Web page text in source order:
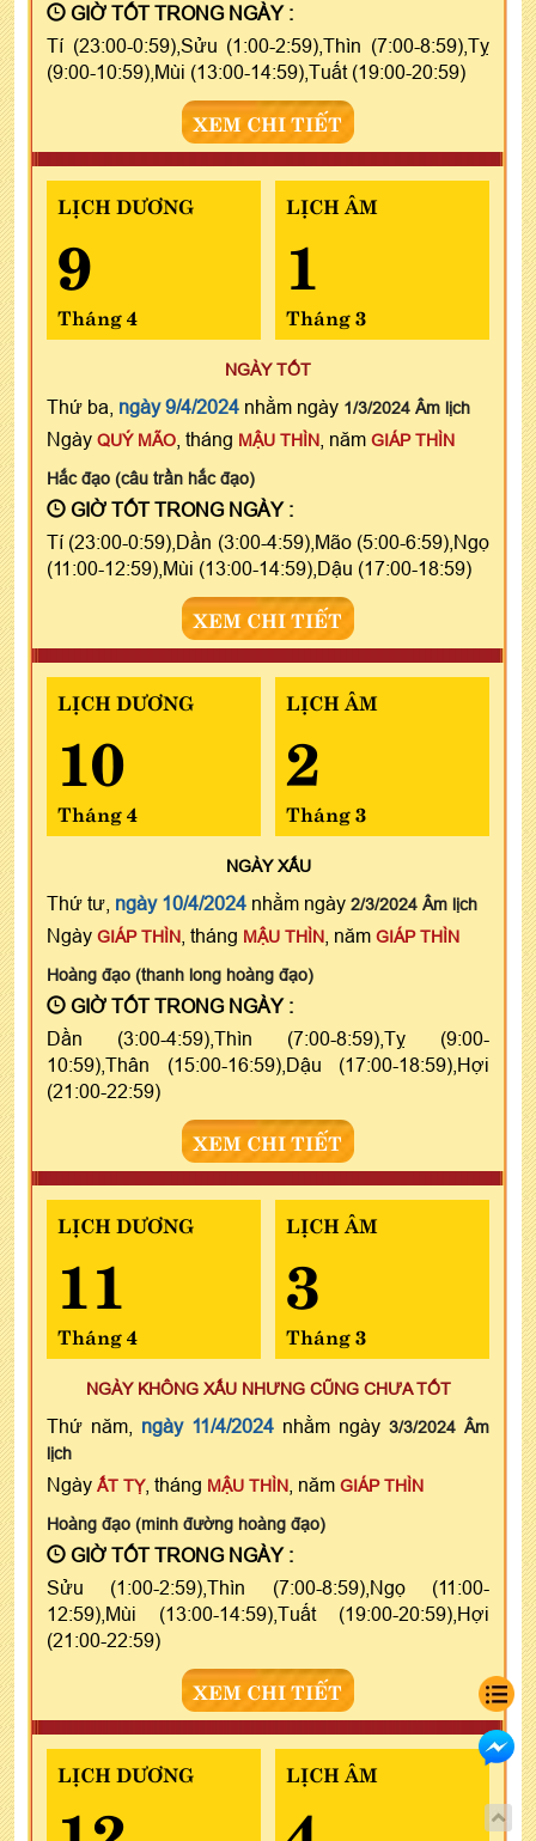
GIỜ TỐT TRONG NGÀY :
Tí (23:00-0:59),Sửu (1:00-2:59),Thìn (7:00-8:59),Tỵ
(9:00-10:59),Mùi (13:00-14:59),Tuất (19:00-20:59)
XEM CHI TIẾT
LỊCH DƯƠNG
9
Tháng 4
LỊCH ÂM
1
Tháng 3
NGÀY TỐT
Thứ ba, ngày 9/4/2024 nhằm ngày 1/3/2024 Âm lịch
Ngày QUÝ MÃO , tháng MẬU THÌN , năm GIÁP THÌN
Hắc đạo (câu trần hắc đạo)
GIỜ TỐT TRONG NGÀY :
Tí (23:00-0:59),Dần (3:00-4:59),Mão (5:00-6:59),Ngọ
(11:00-12:59),Mùi (13:00-14:59),Dậu (17:00-18:59)
XEM CHI TIẾT
LỊCH DƯƠNG
10
Tháng 4
LỊCH ÂM
2
Tháng 3
NGÀYXẤU
Thứ tư, ngày 10/4/2024 nhằm ngày 2/3/2024 Âm lịch
Ngày GIÁP THÌN , tháng MẬU THÌN , năm GIÁP THÌN
Hoàng đạo (thanh long hoàng đạo)
GIỜ TỐT TRONG NGÀY :
Dần (3:00-4:59),Thìn (7:00-8:59),Tỵ (9:00-
10:59),Thân (15:00-16:59),Dậu (17:00-18:59),Hợi
(21:00-22:59)
XEM CHI TIẾT
LỊCH DƯƠNG
11
Tháng 4
LỊCH ÂM
3
Tháng 3
NGÀY KHÔNG XẤU NHƯNG CŨNG CHƯA TỐT
Thứ năm, ngày 11/4/2024 nhằm ngày 3/3/2024 Âm
lịch
Ngày ẤT TỴ, tháng MẬU THÌN , năm GIÁP THÌN
Hoàng đạo (minh đường hoàng đạo)
GIỜ TỐT TRONG NGÀY :
Sửu (1:00-2:59),Thìn (7:00-8:59),Ngọ (11:00-
12:59),Mùi (13:00-14:59),Tuất (19:00-20:59),Hợi
(21:00-22:59)
XEM CHI TIẾT
LỊCH DƯƠNG LỊCH ÂM